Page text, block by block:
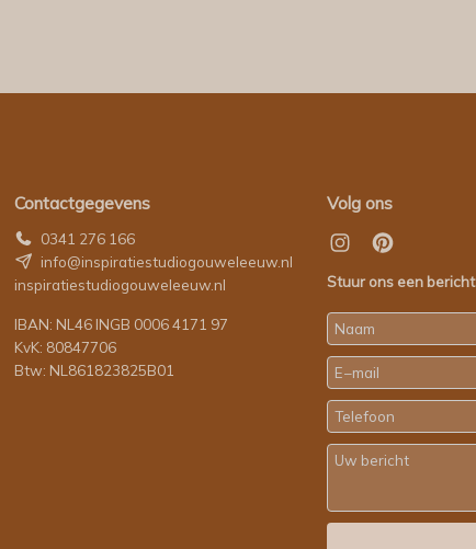
Contactgegevens
0341 276 166
info@inspiratiestudiogouweleeuw.nl
inspiratiestudiogouweleeuw.nl
IBAN: NL46 INGB 0006 4171 97
KvK: 80847706
Btw: NL861823825B01
Volg ons
Stuur ons een bericht